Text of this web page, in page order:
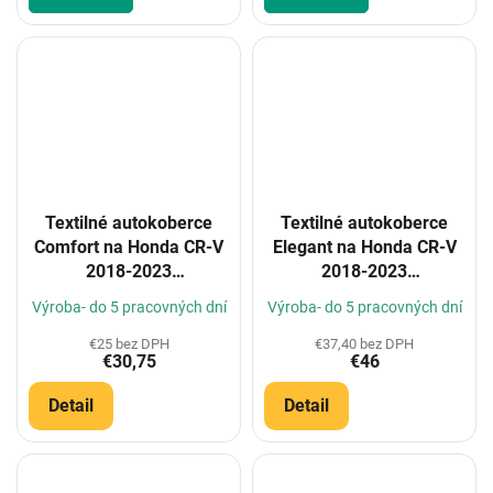
Textilné autokoberce
Comfort na Honda CR-V
2018-2023
(Konfigurátor)
Výroba- do 5 pracovných dní
€25 bez DPH
€30,75
Detail
Textilné autokoberce
Elegant na Honda CR-V
2018-2023
(Konfigurátor)
Výroba- do 5 pracovných dní
€37,40 bez DPH
€46
Detail